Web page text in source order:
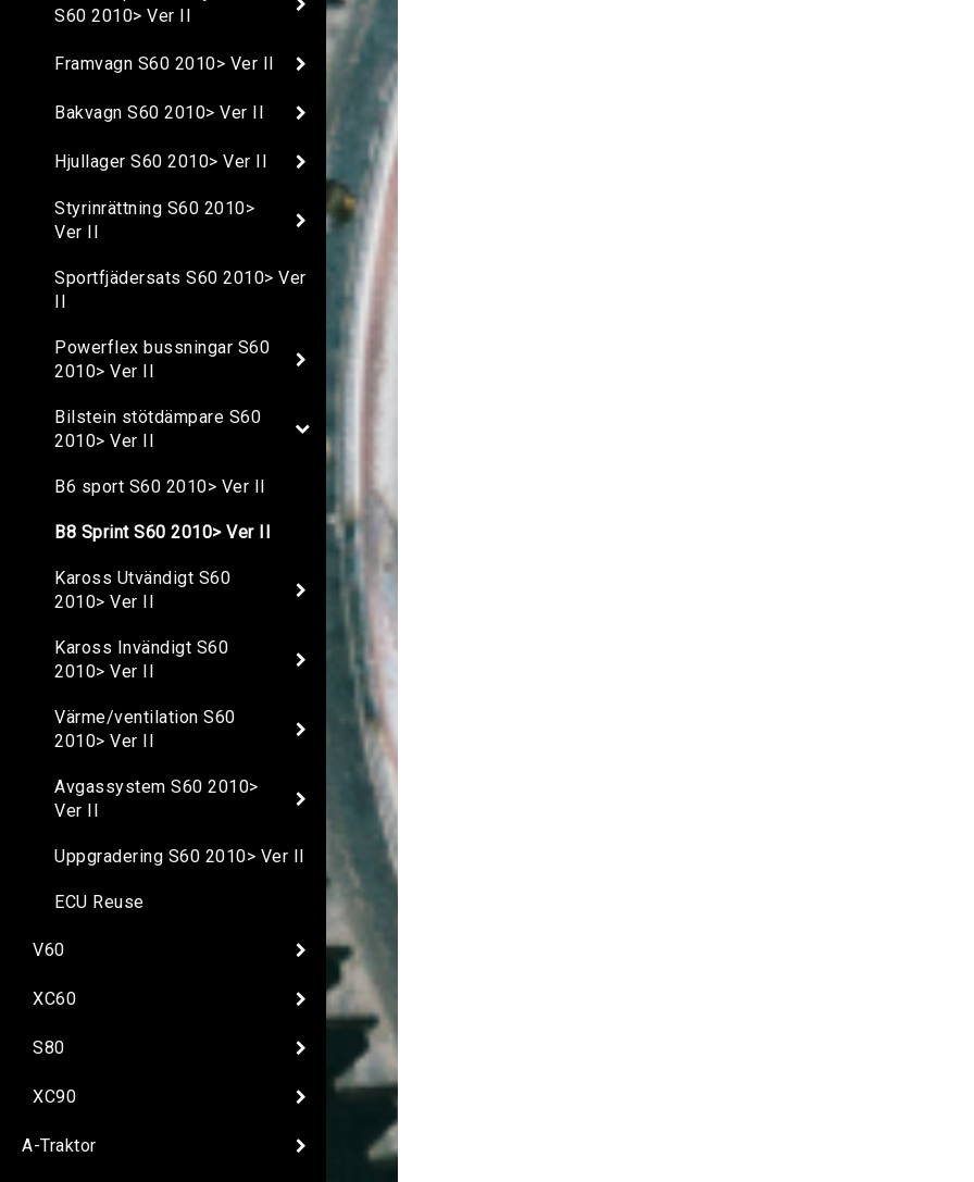
S60 2010> Ver II
Framvagn S60 2010> Ver II
Bakvagn S60 2010> Ver II
Hjullager S60 2010> Ver II
Styrinrättning S60 2010>
Ver II
Sportfjädersats S60 2010> Ver
Powerflex bussningar S60
2010> Ver II
Bilstein stötdämpare S60
2010> Ver II
B6 sport S60 2010> Ver II
B8 Sprint S60 2010> Ver II
Kaross Utvändigt S60
2010> Ver II
Kaross Invändigt S60
2010> Ver II
Värme/ventilation S60
2010> Ver II
Avgassystem S60 2010>
Ver II
Uppgradering S60 2010> Ver II
ECU Reuse
V60
XC60
S80
XC90
A-Traktor